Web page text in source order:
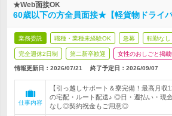
★Web面接OK
60歳以下の方全員面接★【軽貨物ドライ
業務委託 職種・業種未経験OK 急募 転勤なし
完全週休2日制 第二新卒歓迎 女性のおしごと掲載
情報更新日：2026/07/21 終了予定日： 2026/09/07
仕事内容
【引っ越しサポート＆寮完備！最高月収
の宅配・ルート配送♪ ◎日・週払い・現
なし◎契約祝金もご用意◎